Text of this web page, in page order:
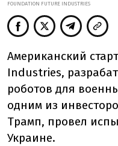
FOUNDATION FUTURE INDUSTRIES
Американский
Industries,
роботов для
одним из
Трамп, провел
Украине.